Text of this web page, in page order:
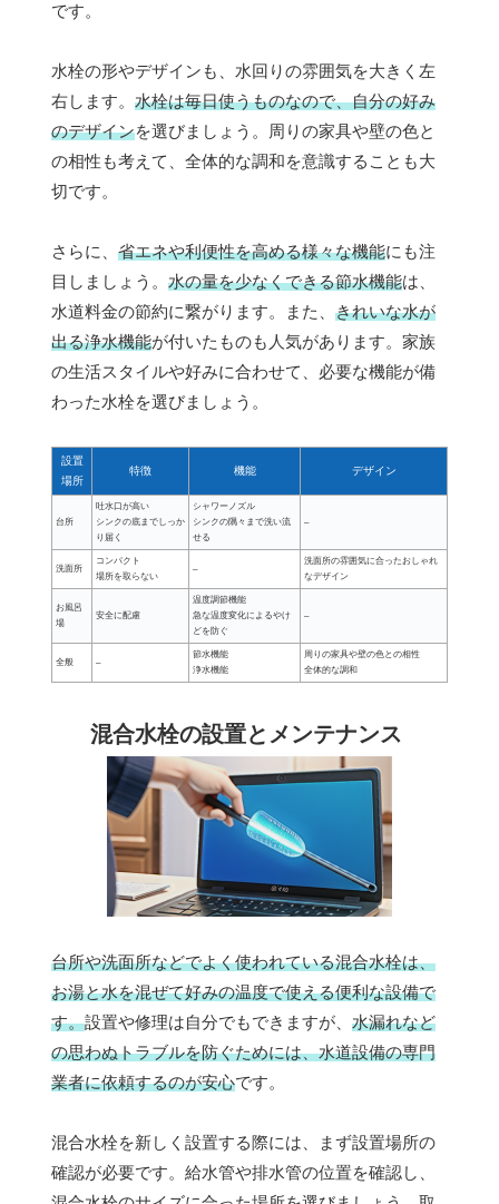
です。
水栓の形やデザインも、水回りの雰囲気を大きく左
右します。 水栓は毎日使うものなので、自分の好み
のデザインを選びましょう。周りの家具や壁の色と
の相性も考えて、全体的な調和を意識することも大
切です。
さらに、 省エネや利便性を高める様々な機能にも注
目しましょう。 水の量を少なくできる節水機能は、
水道料金の節約に繋がります。また、 きれいな水が
出る浄水機能が付いたものも人気があります。家族
の生活スタイルや好みに合わせて、必要な機能が備
わった水栓を選びましょう。
設置
場所
特徴 機能 デザイン
台所
吐水口が高い
シンクの底までしっか
り届く
シャワーノズル
シンクの隅々まで洗い流
せる
–
洗面所
コンパクト
場所を取らない
–
洗面所の雰囲気に合ったおしゃれ
なデザイン
お風呂
場
安全に配慮
温度調節機能
急な温度変化によるやけ
どを防ぐ
–
全般 –
節水機能
浄水機能
周りの家具や壁の色との相性
全体的な調和
混合水栓の設置とメンテナンス
台所や洗面所などでよく使われている混合水栓は、
お湯と水を混ぜて好みの温度で使える便利な設備で
す。設置や修理は自分でもできますが、 水漏れなど
の思わぬトラブルを防ぐためには、水道設備の専門
業者に依頼するのが安心です。
混合水栓を新しく設置する際には、まず設置場所の
確認が必要です。給水管や排水管の位置を確認し、